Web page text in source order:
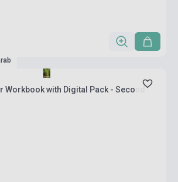
Workbook with Digital Pack - Second